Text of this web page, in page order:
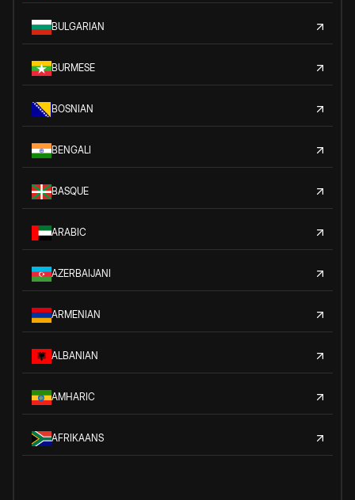
BULGARIAN
BURMESE
BOSNIAN
BENGALI
BASQUE
ARABIC
AZERBAIJANI
ARMENIAN
ALBANIAN
AMHARIC
AFRIKAANS